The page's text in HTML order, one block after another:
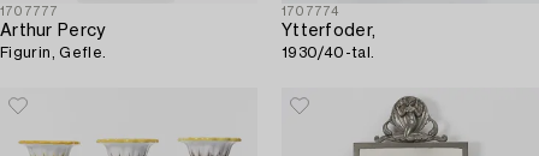
1707777
Arthur Percy
Figurin, Gefle.
1707774
Ytterfoder,
1930/40-tal.